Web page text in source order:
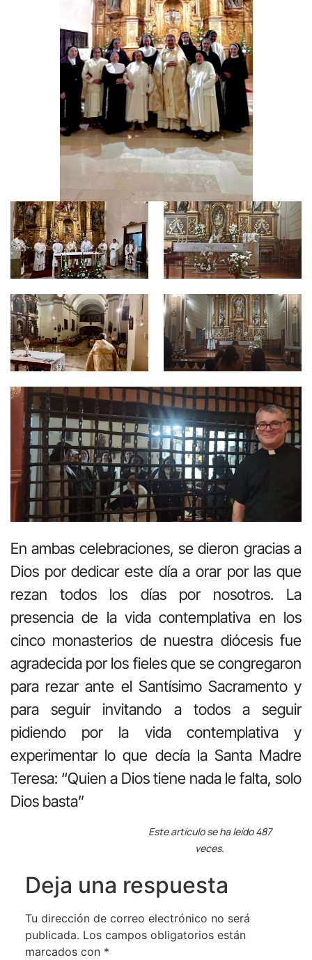
En ambas celebraciones, se dieron gracias a
Dios por dedicar este día a orar por las que
rezan todos los días por nosotros. La
presencia de la vida contemplativa en los
cinco monasterios de nuestra diócesis fue
agradecida por los fieles que se congregaron
para rezar ante el Santísimo Sacramento y
para seguir invitando a todos a seguir
pidiendo por la vida contemplativa y
experimentar lo que decía la Santa Madre
Teresa: “Quien a Dios tiene nada le falta, solo
Dios basta”
Este artículo se ha leído 487
veces.
Deja una respuesta
Tu dirección de correo electrónico no será
publicada. Los campos obligatorios están
marcados con *